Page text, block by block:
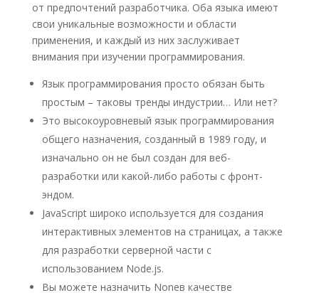
от предпочтений разработчика. Оба языка имеют
свои уникальные возможности и области
применения, и каждый из них заслуживает
внимания при изучении программирования.
Язык программирования просто обязан быть
простым – таковы тренды индустрии… Или нет?
Это высокоуровневый язык программирования
общего назначения, созданный в 1989 году, и
изначально он не был создан для веб-
разработки или какой-либо работы с фронт-
эндом.
JavaScript широко используется для создания
интерактивных элементов на страницах, а также
для разработки серверной части с
использованием Node.js.
Вы можете назначить Noneв качестве